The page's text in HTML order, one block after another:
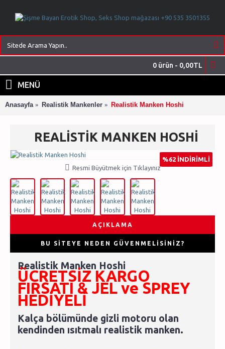
0 ürün - 0,00TL
MENÜ
Anasayfa Realistik Mankenler Realistik Manken Hoshi
REALISTIK MANKEN HOSHI
%62 İNDİRİMLİ
Resmi Büyütmek için Tıklayınız
AÇIKLAMA
BU SITEYE NEDEN GÜVENMELISINIZ?
Realistik Manken Hoshi
ÜCRETSİZ KARGO
FIRSATI & JEL ve SPREY
HEDİYELİ
Kalça bölümünde gizli motoru olan
kendinden ısıtmalı realistik manken.